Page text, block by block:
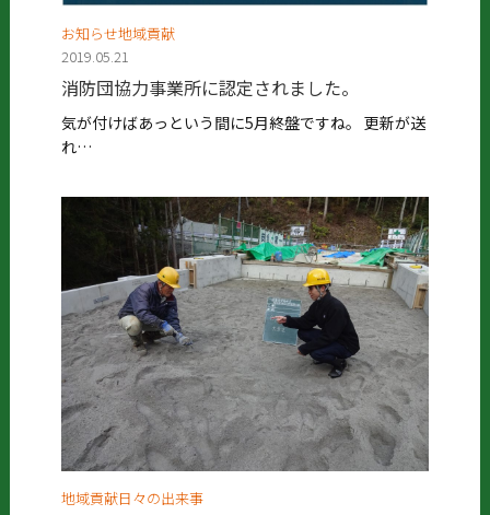
お知らせ地域貢献
2019.05.21
消防団協力事業所に認定されました。
気が付けばあっという間に5月終盤ですね。 更新が送
れ…
地域貢献日々の出来事